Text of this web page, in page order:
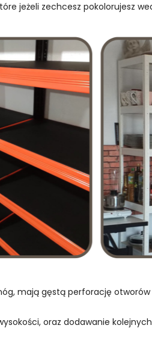
jeżeli zechcesz pokolorujesz
mają gęstą perforację
oraz dodawanie kolejnych